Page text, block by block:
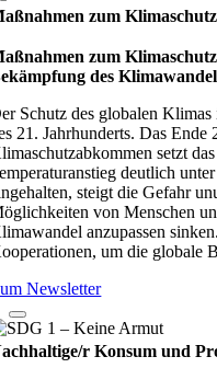
zum Klimaschutz
zum
des
Schutz des globalen
21. Jahrhunderts. Das
setzt
deutlich
steigt die Gefahr
von Menschen
anzupassen
um die globale
Newsletter
r Konsum und